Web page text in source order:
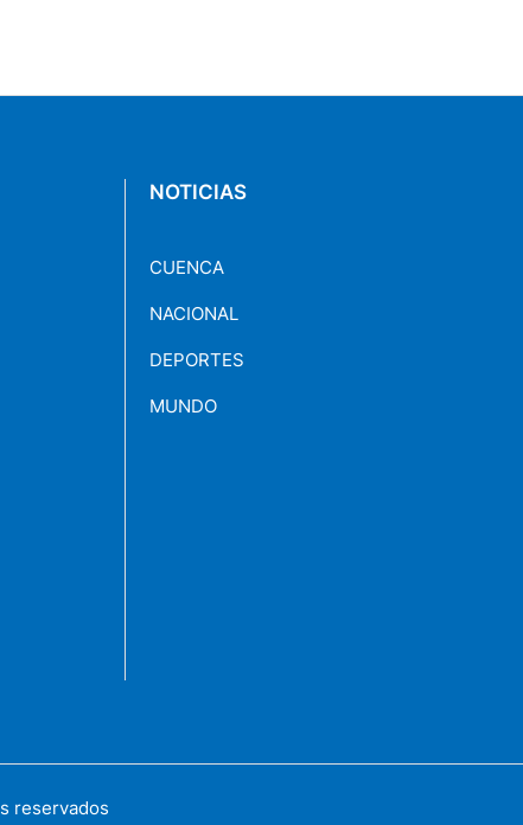
NOTICIAS
CUENCA
NACIONAL
DEPORTES
MUNDO
reservados